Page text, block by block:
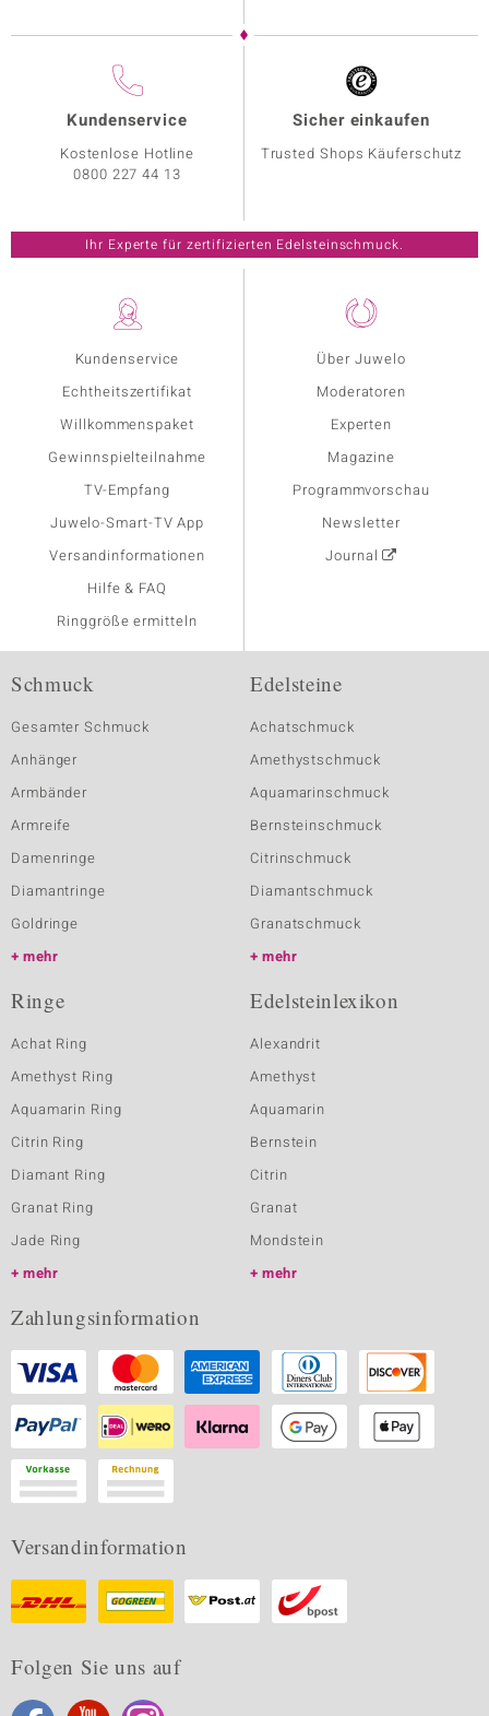
Kundenservice
Echtheitszertifikat
Willkommenspaket
Gewinnspielteilnahme
TV-Empfang
Juwelo-Smart-TV App
Versandinformationen
Hilfe & FAQ
Ringgröße ermitteln
Über Juwelo
Moderatoren
Experten
Magazine
Programmvorschau
Newsletter
Journal
Kundenservice
Kostenlose Hotline
0800 227 44 13
Sicher einkaufen
Trusted Shops Käuferschutz
Ihr Experte für zertifizierten Edelsteinschmuck.
Schmuck
Gesamter Schmuck
Anhänger
Armbänder
Armreife
Damenringe
Diamantringe
Goldringe
mehr
Edelsteine
Achatschmuck
Amethystschmuck
Aquamarinschmuck
Bernsteinschmuck
Citrinschmuck
Diamantschmuck
Granatschmuck
mehr
Ringe
Achat Ring
Amethyst Ring
Aquamarin Ring
Citrin Ring
Diamant Ring
Granat Ring
Jade Ring
mehr
Edelsteinlexikon
Alexandrit
Amethyst
Aquamarin
Bernstein
Citrin
Granat
Mondstein
mehr
Zahlungsinformation
Versandinformation
Folgen Sie uns auf